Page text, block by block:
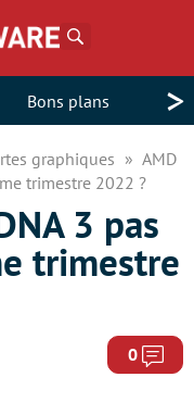
Bons plans >
graphiques
AMD
trimestre 2022 ?
3 pas
trimestre
0